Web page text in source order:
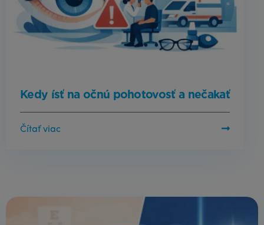
Kedy ísť na očnú pohotovosť a nečakať
Čítať viac